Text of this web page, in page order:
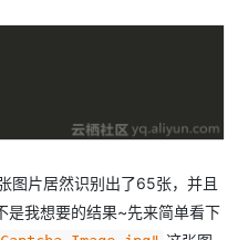
图片居然识别出了65张，并且
是我想要的结果~先来简单看下